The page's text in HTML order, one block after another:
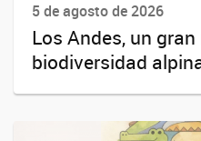
5 de agosto de 2026
Los Andes, un
biodiversidad